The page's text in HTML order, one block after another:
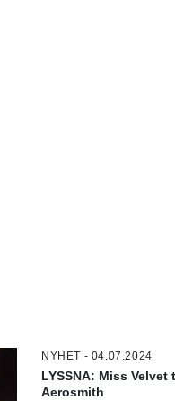
NYHET - 04.07.2024
LYSSNA: Miss Velvet
Aerosmith